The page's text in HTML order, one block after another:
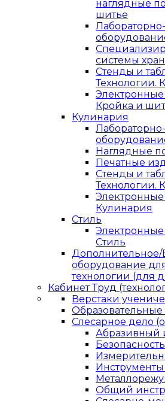
наглядные
шитье
системы
Стенды и
Технологии.
Электронные
Кройка и
Кулинария
Наглядные
Печатные
Стенды и
Технологии.
Электронные
Кулинария
Стиль
Электронные
Стиль
Дополнительное/
оборудование
технологии (для
Кабинет Труд
Верстаки
Слесарное дело
Абразивный
Общий